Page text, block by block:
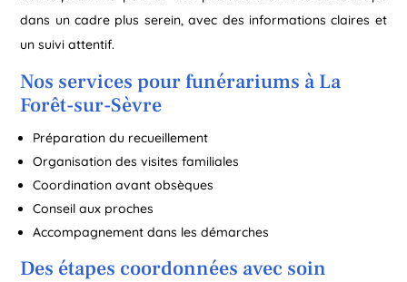
dans un cadre plus serein, avec des informations claires et
un suivi attentif.
Nos services pour funérariums à La
Forêt-sur-Sèvre
Préparation du recueillement
Organisation des visites familiales
Coordination avant obsèques
Conseil aux proches
Accompagnement dans les démarches
Des étapes coordonnées avec soin